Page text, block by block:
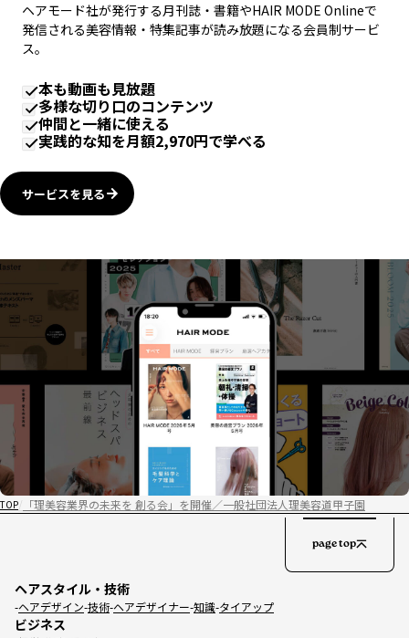
ヘアモード社が発行する月刊誌・書籍やHAIR MODE Onlineで
発信される美容情報・特集記事が読み放題になる会員制サービ
ス。
本も動画も見放題
多様な切り口のコンテンツ
仲間と一緒に使える
実践的な知を月額2,970円で学べる
サービスを見る
TOP 「理美容業界の未来を 創る会」を開催／一般社団法人理美容道甲子園
ヘアスタイル・技術
ヘアデザイン 技術 ヘアデザイナー 知識 タイアップ
ビジネス
page top